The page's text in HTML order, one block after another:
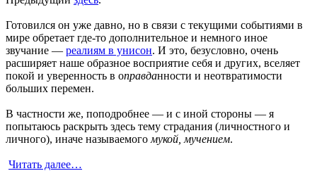
Готовился он уже давно, но в связи с текущими событиями в
мире обретает где-то дополнительное и немного иное
звучание — реалиям в унисон. И это, безусловно, очень
расширяет наше образное восприятие себя и других, вселяет
покой и уверенность в оправданности и неотвратимости
больших перемен.
В частности же, поподробнее — и с иной стороны — я
попытаюсь раскрыть здесь тему страдания (личностного и
личного), иначе называемого мукой, мучением.
Читать далее…